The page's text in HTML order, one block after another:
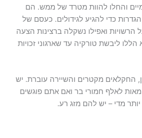
והחלו להוות מטרד של ממש. הם
כדי להגיע לגידולים. כעסם של
ואפילו נשקלה ברצינות הצעה
ליבשת טורקיה עד שארגוני זכויות
החקלאים מקטרים והשיירה עוברת. יש
מאות לאלף חמורי בר ואם אתם פוגשים
מדי – יש להם מזג רע.